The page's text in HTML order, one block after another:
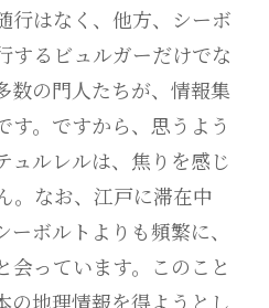
行はなく、他方、シーボ
するビュルガーだけでな
数の門人たちが、情報集
す。ですから、思うよう
ュルレルは、焦りを感じ
。なお、江戸に滞在中
ボルトよりも頻繁に、
会っています。このこと
の地理情報を得ようとし